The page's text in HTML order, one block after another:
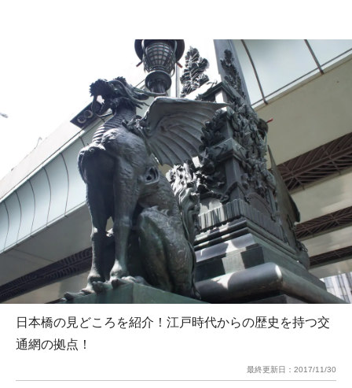
日本橋の見どころを紹介！江戸時代からの歴史を持つ交
通網の拠点！
最終更新日： 2017/11/30